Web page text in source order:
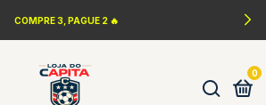
COMPRE 3, PAGUE 2 🔥
0